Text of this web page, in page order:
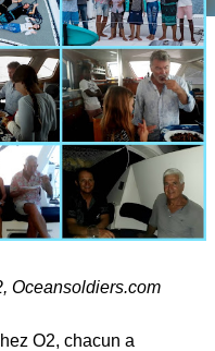
Oceansoldiers.com
O2, chacun a